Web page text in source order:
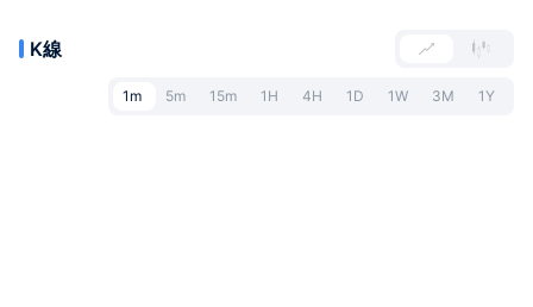
K線
1m 5m 15m 1H 4H 1D 1W 3M 1Y